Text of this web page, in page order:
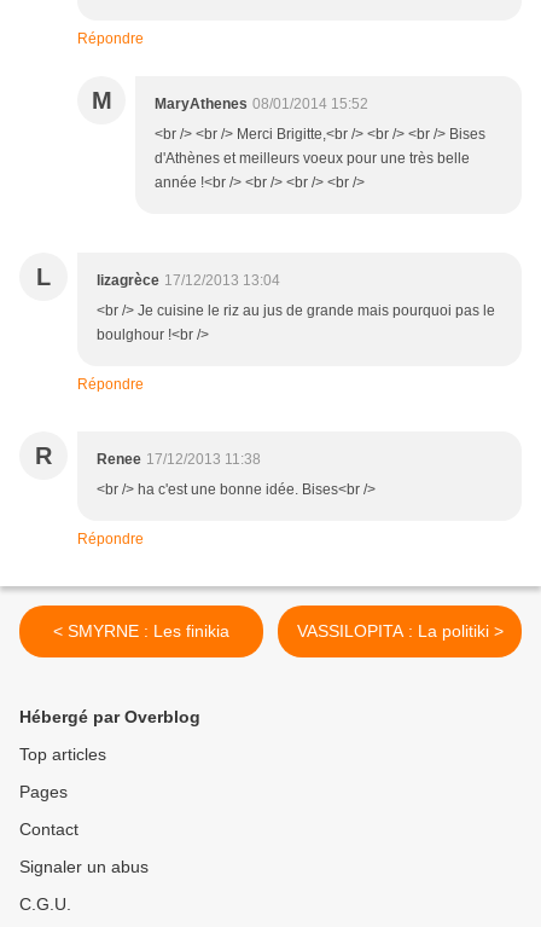
Répondre
M MaryAthenes 08/01/2014 15:52
<br /> <br /> Merci Brigitte,<br /> <br /> <br /> Bises
d'Athènes et meilleurs voeux pour une très belle
année !<br /> <br /> <br /> <br />
L lizagrèce 17/12/2013 13:04
<br /> Je cuisine le riz au jus de grande mais pourquoi pas le
boulghour !<br />
Répondre
R Renee 17/12/2013 11:38
<br /> ha c'est une bonne idée. Bises<br />
Répondre
< SMYRNE : Les finikia VASSILOPITA : La politiki >
Hébergé par Overblog
Top articles
Pages
Contact
Signaler un abus
C.G.U.